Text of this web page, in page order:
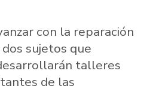
con la reparación
sujetos que
talleres
de las